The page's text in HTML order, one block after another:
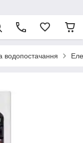
водопостачання